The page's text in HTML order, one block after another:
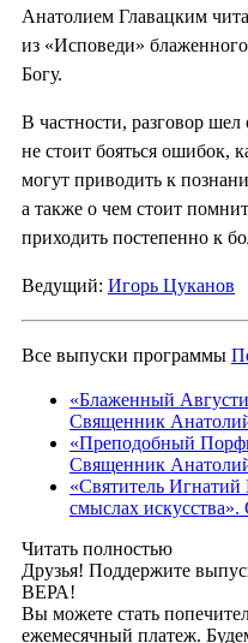
Анатолием Главацким
из «Исповеди»
Богу.
В частности, разговор
не стоит бояться ошибок,
могут приводить к
а также о чем стоит
приходить постепенно к
Ведущий: Игорь Цуканов
Все выпуски программы
«Блаженный
Священник
«Преподобный
Священник
«Святитель
смыслах
Читать полностью
Друзья! Поддержите
ВЕРА!
Вы можете стать
ежемесячный платеж.